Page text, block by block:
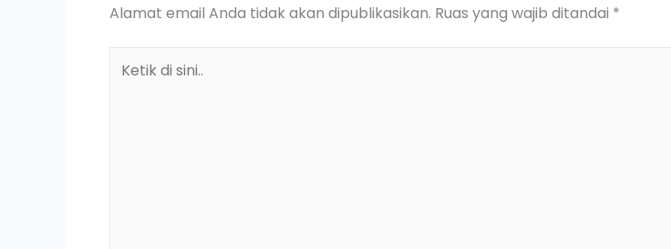
Alamat email Anda tidak akan dipublikasikan. Ruas yang wajib ditandai *